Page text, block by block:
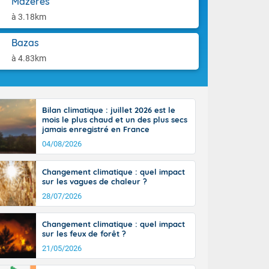
à 3.18km
Bazas
à 4.83km
l'après-
14
il fait
30 à 35
Bilan climatique : juillet 2026 est le
mois le plus chaud et un des plus secs
jamais enregistré en France
04/08/2026
Changement climatique : quel impact
sur les vagues de chaleur ?
28/07/2026
Changement climatique : quel impact
sur les feux de forêt ?
21/05/2026